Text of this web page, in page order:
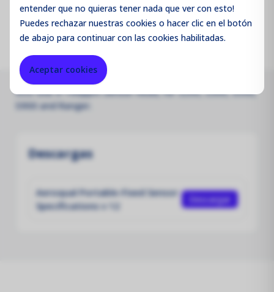
entender que no quieras tener nada que ver con esto!
Puedes rechazarnuestras cookies o hacer clic en el botón
de abajo para continuar con las cookies habilitadas.
Aceptar cookies
Parameter: SO2
SO2 GSE 0-100ppm sensor head, for S200, S300, S500,
S900 and Ranger.
Descargas
Aeroqual Portable-Fixed Sensor
Specifications v 12
Descargar